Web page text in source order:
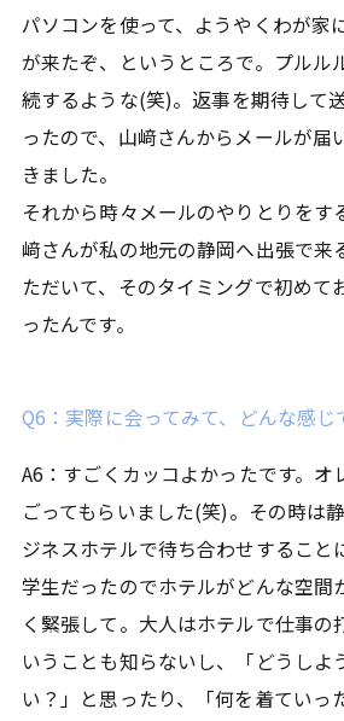
パソコンを使って、ようやくわが家
が来たぞ、というところで。プルル
続するような(笑)。返事を期待して
ったので、山﨑さんからメールが届
きました。
それから時々メールのやりとりをす
﨑さんが私の地元の静岡へ出張で来
ただいて、そのタイミングで初めて
ったんです。
Q6：実際に会ってみて、どんな感じ
A6：すごくカッコよかったです。オ
ごってもらいました(笑)。その時は
ジネスホテルで待ち合わせすること
学生だったのでホテルがどんな空間
く緊張して。大人はホテルで仕事の
いうことも知らないし、「どうしよ
い？」と思ったり、「何を着ていっ